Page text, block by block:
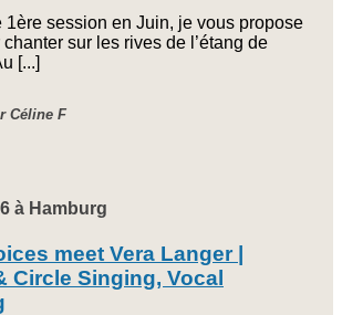
1ère session en Juin, je vous propose
sur les rives de l’étang de
[...]
Céline F
à Hamburg
meet Vera Langer |
Circle Singing, Vocal